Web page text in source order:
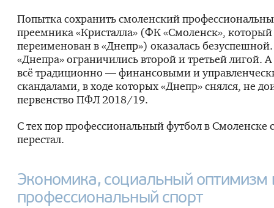
Попытка сохранить смоленский
преемника «Кристалла» (ФК «Смоленск»,
переименован в «Днепр») оказалась
«Днепра» ограничились второй и третьей лигой.
всё традиционно — финансовыми и
скандалами, в ходе которых «Днепр» снялся, не
первенство ПФЛ 2018/19.
С тех пор профессиональный футбол в Смоленске
перестал.
Экономика, социальный оптимизм
профессиональный спорт